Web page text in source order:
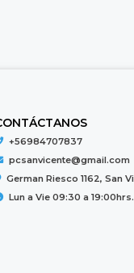
+56984707837
pcsanvicente@gmail.com
German Riesco 1162, San
Lun a Vie 09:30 a